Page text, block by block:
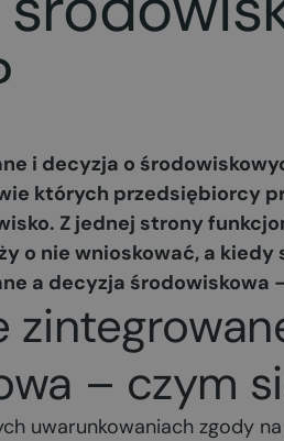
i decyzja o
których przedsiębiorcy
Z jednej strony
o nie wnioskować, a
a decyzja środowiskowa
– czym
uwarunkowaniach zgody